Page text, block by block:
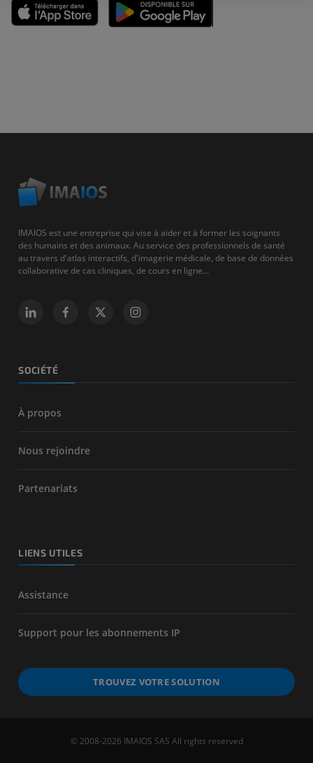
IMAIOS est une entreprise qui vise à aider et à former les soignants
des humains et des animaux. Au service des professionnels de santé
au travers d'atlas interactifs, d'imagerie médicale, de base de données
collaborative de cas cliniques, de cours en ligne...
SOCIÉTÉ
À propos
Nous rejoindre
Partenariats
LIENS UTILES
Assistance
Support pour les abonnements IP
TROUVEZ VOTRE SOLUTION
© 2008-2026 IMAIOS SAS All rights reserved